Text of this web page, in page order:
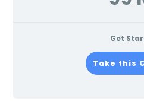
Get
Take this